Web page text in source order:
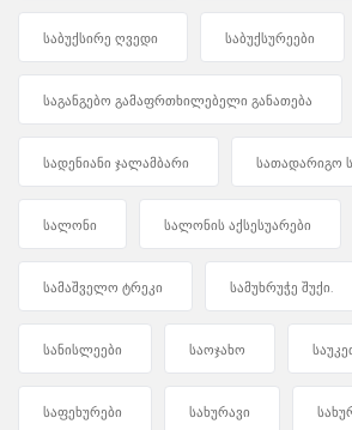
საბუქსირე ღვედი საბუქსურეები
საგანგებო გამაფრთხილებელი განათება
სადენიანი ჯალამბარი სათადარიგო
სალონი სალონის აქსესუარები
სამაშველო ტრეკი სამუხრუჭე შუქი.
სანისლეები საოჯახო
საფეხურები სახურავი